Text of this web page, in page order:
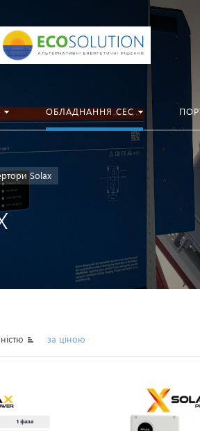
ОБЛАДНАННЯ СЕС
Solax
за ціною